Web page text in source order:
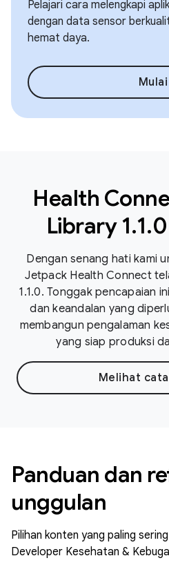
Pelajari cara melengkapi
dengan data sensor
hemat daya.
Mulai
Health
Library
Dengan senang hati kami
Jetpack Health Connect
1.1.0. Tonggak pencapaian
dan keandalan yang
membangun pengalaman
yang siap produksi
Melihat
Panduan dan
unggulan
Pilihan konten yang paling
Developer Kesehatan &